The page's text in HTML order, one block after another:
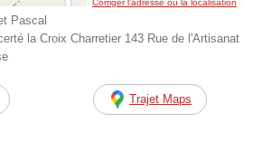
Corriger l’adresse ou la localisation
Pascal
la Croix Charretier 143 Rue de l'Artisanat
Trajet Maps